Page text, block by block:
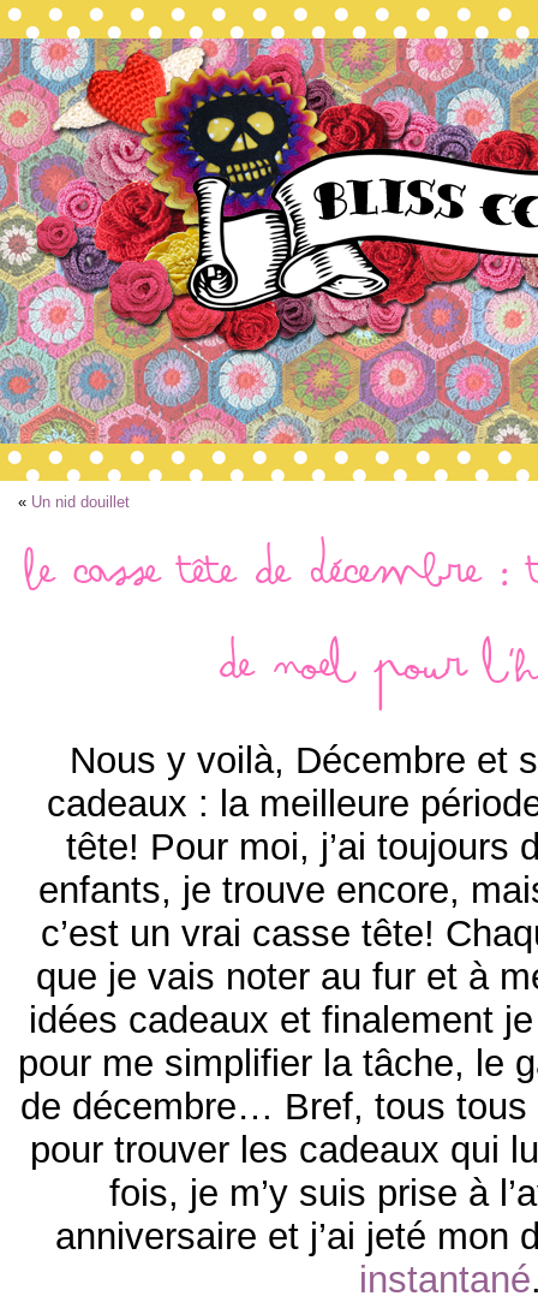
« Un nid douillet
Le casse tête de
de Noel pour
Nous y voilà, Décembre et
cadeaux : la meilleure
tête! Pour moi, j’ai toujours
enfants, je trouve encore,
c’est un vrai casse tête!
que je vais noter au fur et à
idées cadeaux et finalement
pour me simplifier la tâche, le
de décembre… Bref, tous tous
pour trouver les cadeaux qui
fois, je m’y suis prise à
anniversaire et j’ai jeté mon
instantané